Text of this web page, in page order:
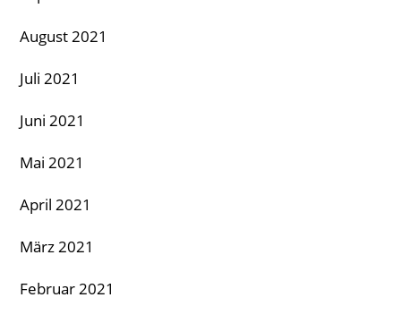
August 2021
Juli 2021
Juni 2021
Mai 2021
April 2021
März 2021
Februar 2021